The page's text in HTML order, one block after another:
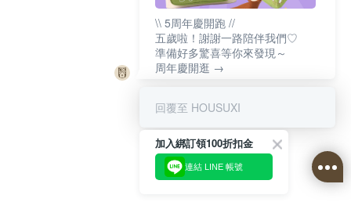
\\ 5周年慶開跑 //
五歲啦！謝謝一路陪伴我們♡
準備好多驚喜等你來發現～
周年慶開逛 →
回覆至 HOUSUXI
加入綁訂領100折扣金
連結 LINE 帳號